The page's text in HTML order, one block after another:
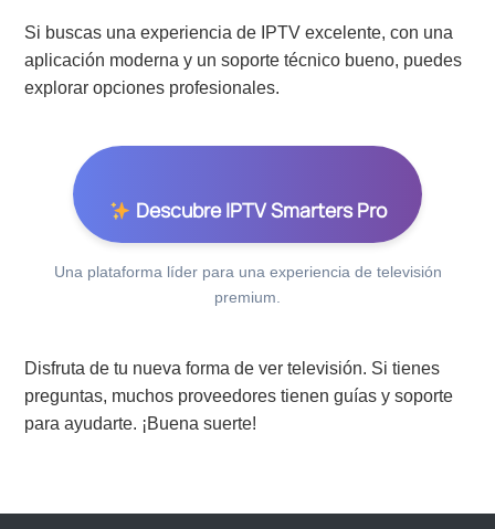
Si buscas una experiencia de IPTV excelente, con una
aplicación moderna y un soporte técnico bueno, puedes
explorar opciones profesionales.
Descubre IPTV Smarters Pro
Una plataforma líder para una experiencia de televisión
premium.
Disfruta de tu nueva forma de ver televisión. Si tienes
preguntas, muchos proveedores tienen guías y soporte
para ayudarte. ¡Buena suerte!